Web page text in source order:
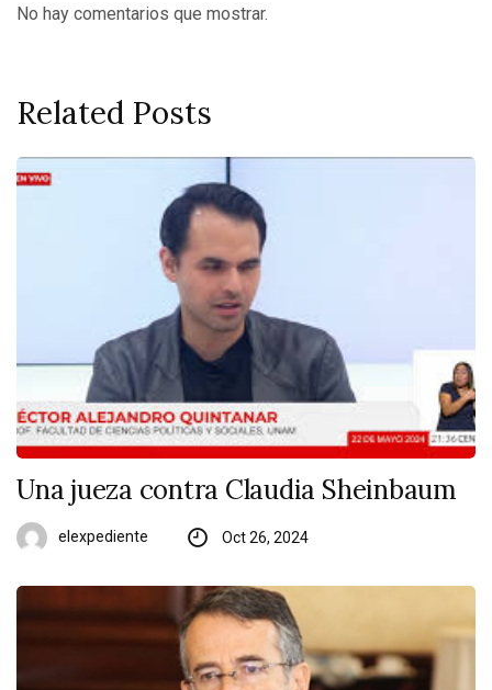
No hay comentarios que mostrar.
Related Posts
Una jueza contra Claudia Sheinbaum
elexpediente Oct 26, 2024